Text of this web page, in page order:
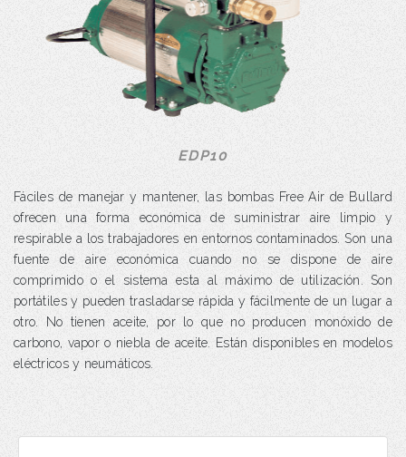
EDP10
Fáciles de manejar y mantener, las bombas Free Air de Bullard
ofrecen una forma económica de suministrar aire limpio y
respirable a los trabajadores en entornos contaminados. Son una
fuente de aire económica cuando no se dispone de aire
comprimido o el sistema esta al máximo de utilización. Son
portátiles y pueden trasladarse rápida y fácilmente de un lugar a
otro. No tienen aceite, por lo que no producen monóxido de
carbono, vapor o niebla de aceite. Están disponibles en modelos
eléctricos y neumáticos.